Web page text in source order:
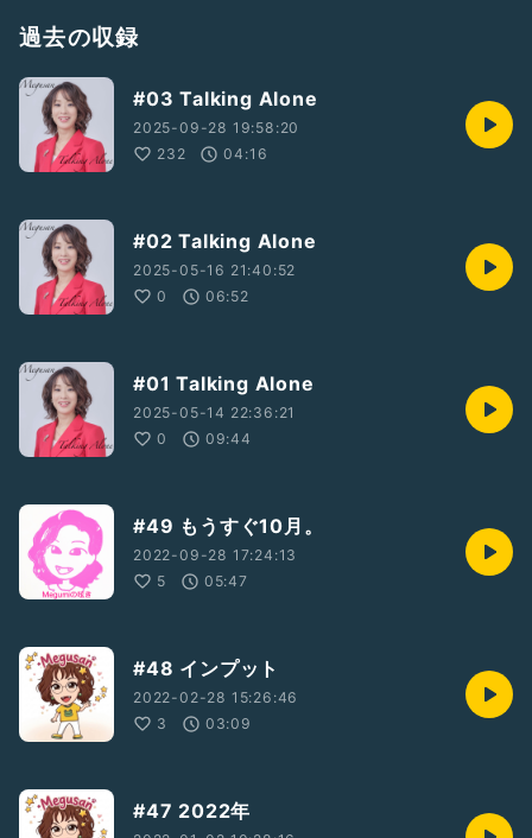
過去の収録
#03 Talking Alone
2025-09-28 19:58:20
232
04:16
#02 Talking Alone
2025-05-16 21:40:52
0
06:52
#01 Talking Alone
2025-05-14 22:36:21
0
09:44
#49 もうすぐ10月。
2022-09-28 17:24:13
5
05:47
#48 インプット
2022-02-28 15:26:46
3
03:09
#47 2022年